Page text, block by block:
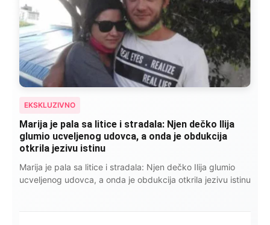
EKSKLUZIVNO
Kad se Marin suprug razbolio ona ga kupala,
pelene mu mijenjala: Jedno jutro je poslao po
čokoladu..
Kad se Marin suprug razbolio ona ga kupala, pelene mu
mijenjala: Jedno jutro je poslao po čokoladu..